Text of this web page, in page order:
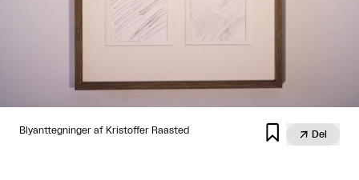
Blyanttegninger af Kristoffer Raasted   Del